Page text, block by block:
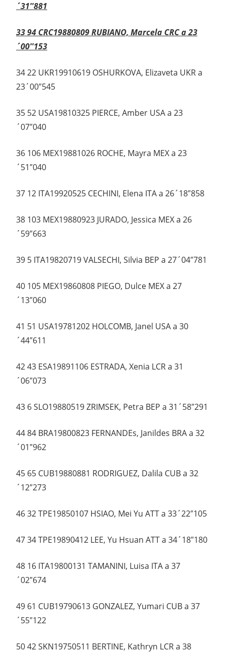
´31″881
33 94 CRC19880809 RUBIANO, Marcela CRC a 23
´00″153
34 22 UKR19910619 OSHURKOVA, Elizaveta UKR a
23´00″545
35 52 USA19810325 PIERCE, Amber USA a 23
´07″040
36 106 MEX19881026 ROCHE, Mayra MEX a 23
´51″040
37 12 ITA19920525 CECHINI, Elena ITA a 26´18″858
38 103 MEX19880923 JURADO, Jessica MEX a 26
´59″663
39 5 ITA19820719 VALSECHI, Silvia BEP a 27´04″781
40 105 MEX19860808 PIEGO, Dulce MEX a 27
´13″060
41 51 USA19781202 HOLCOMB, Janel USA a 30
´44″611
42 43 ESA19891106 ESTRADA, Xenia LCR a 31
´06″073
43 6 SLO19880519 ZRIMSEK, Petra BEP a 31´58″291
44 84 BRA19800823 FERNANDEs, Janildes BRA a 32
´01″962
45 65 CUB19880881 RODRIGUEZ, Dalila CUB a 32
´12″273
46 32 TPE19850107 HSIAO, Mei Yu ATT a 33´22″105
47 34 TPE19890412 LEE, Yu Hsuan ATT a 34´18″180
48 16 ITA19800131 TAMANINI, Luisa ITA a 37
´02″674
49 61 CUB19790613 GONZALEZ, Yumari CUB a 37
´55″122
50 42 SKN19750511 BERTINE, Kathryn LCR a 38